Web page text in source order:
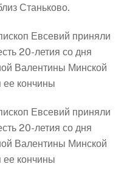
Станьково.